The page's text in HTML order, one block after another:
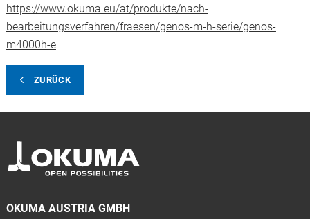
https://www.okuma.eu/at/produkte/nach-
bearbeitungsverfahren/fraesen/genos-m-h-serie/genos-
m4000h-e
ZURÜCK
OKUMA AUSTRIA GMBH